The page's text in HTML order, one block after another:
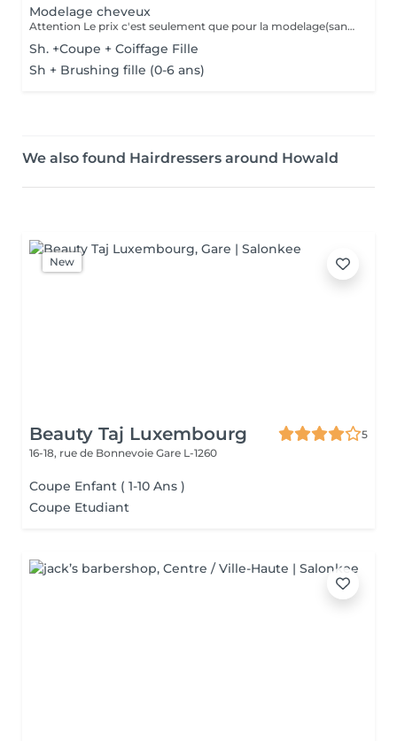
Modelage cheveux
Attention Le prix c'est seulement que pour la modelage(sans shampooing ni coupe)
Sh. +Coupe + Coiffage Fille
Sh + Brushing fille (0-6 ans)
We also found Hairdressers around Howald
New
Beauty Taj Luxembourg
5
16-18, rue de Bonnevoie Gare L-1260
Coupe Enfant ( 1-10 Ans )
Coupe Etudiant